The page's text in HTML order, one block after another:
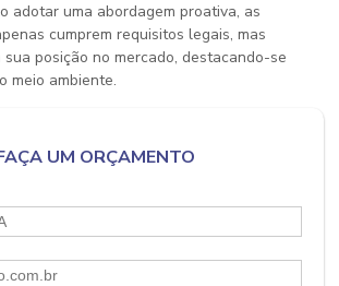
adotar uma abordagem proativa, as
cumprem requisitos legais, mas
posição no mercado, destacando-se
meio ambiente.
UM ORÇAMENTO